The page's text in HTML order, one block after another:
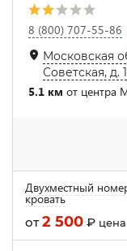
8 (800) 707-55-86
Московская
Советская, д.
5.1 км от центра
Двухместный
кровать
от2 500 ₽ цена